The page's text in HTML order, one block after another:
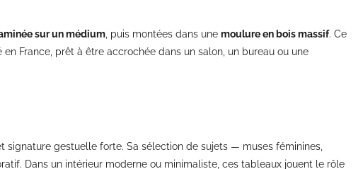
sur un médium, puis montées dans unemoulure en bois massif. Ce
France, prêt à être accrochée dans un salon, un bureau ou une
signature gestuelle forte. Sa sélection de sujets — muses féminines,
Dans un intérieur moderne ou minimaliste, ces tableaux jouent le rôle